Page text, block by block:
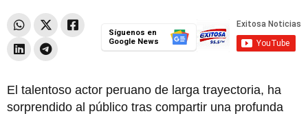
Síguenos en
Google News
El talentoso actor peruano de larga trayectoria, ha
sorprendido al público tras compartir una profunda